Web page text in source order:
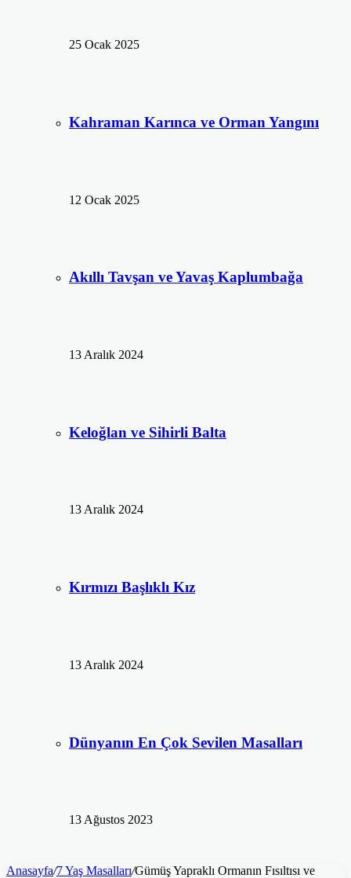
25 Ocak 2025
Kahraman Karınca ve Orman Yangını
12 Ocak 2025
Akıllı Tavşan ve Yavaş Kaplumbağa
13 Aralık 2024
Keloğlan ve Sihirli Balta
13 Aralık 2024
Kırmızı Başlıklı Kız
13 Aralık 2024
Dünyanın En Çok Sevilen Masalları
13 Ağustos 2023
Anasayfa/7 Yaş Masalları/Gümüş Yapraklı Ormanın Fısıltısı ve